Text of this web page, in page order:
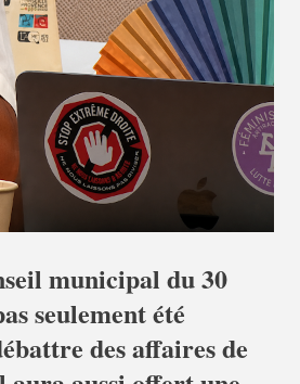
municipal du 30
seulement été
des affaires de